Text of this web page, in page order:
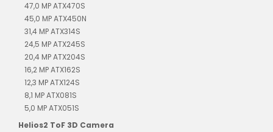
47,0 MP ATX470S
45,0 MP ATX450N
31,4 MP ATX314S
24,5 MP ATX245S
20,4 MP ATX204S
16,2 MP ATX162S
12,3 MP ATX124S
8,1 MP ATX081S
5,0 MP ATX051S
Helios2 ToF 3D Camera